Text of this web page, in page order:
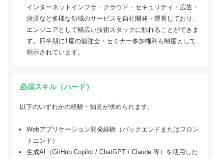
インターネットインフラ・クラウド・セキュリティ・広告・
決済など多様な領域のサービスを自社開発・運営しており、
エンジニアとして幅広い技術スタックに触れることができま
す。四半期に1度の勉強会・セミナー参加権利も制度として
明示されています。
必須スキル（ハード）
以下のいずれかの経験・知見が求められます。
Webアプリケーション開発経験（バックエンドまたはフロン
トエンド）
生成AI（GitHub Copilot / ChatGPT / Claude 等）を活用した